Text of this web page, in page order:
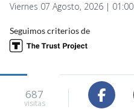
Viernes 07 Agosto, 2026 | 01:00
Seguimos criterios de
687
visitas